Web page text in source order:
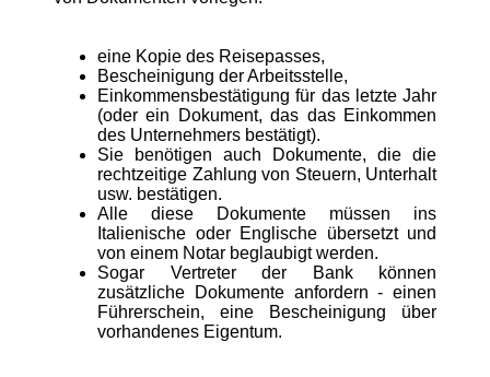
eine Kopie des Reisepasses,
Bescheinigung der Arbeitsstelle,
Einkommensbestätigung für das letzte Jahr
(oder ein Dokument, das das Einkommen
des Unternehmers bestätigt).
Sie benötigen auch Dokumente, die die
rechtzeitige Zahlung von Steuern, Unterhalt
usw. bestätigen.
Alle diese Dokumente müssen ins
Italienische oder Englische übersetzt und
von einem Notar beglaubigt werden.
Sogar Vertreter der Bank können
zusätzliche Dokumente anfordern - einen
Führerschein, eine Bescheinigung über
vorhandenes Eigentum.